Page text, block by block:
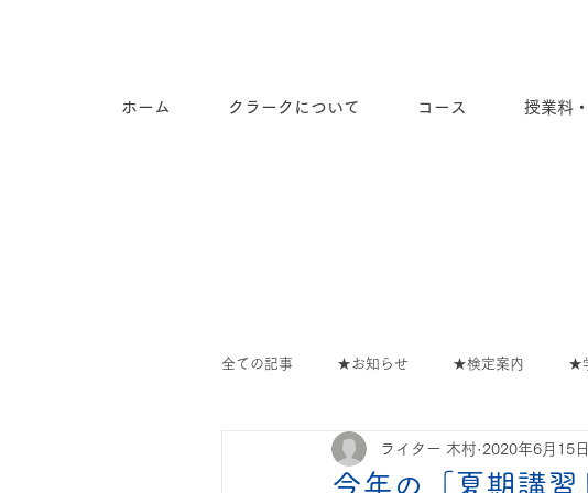
ホーム クラークについて コース 授業料
全ての記事 ★お知らせ ★検定案内 ★
教室の出来事 ∟教室のできごと ご案
今年の「夏期講習
ライター 木村 2020年6月15日